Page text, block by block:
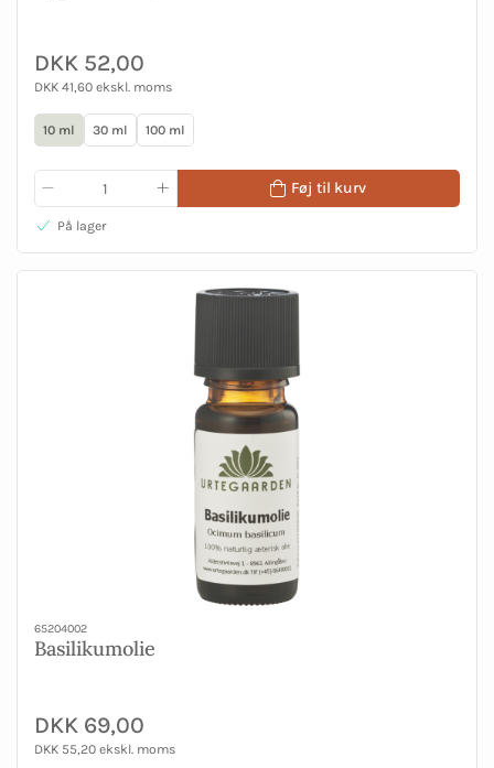
DKK 52,00
DKK 41,60 ekskl. moms
10 ml 30 ml 100 ml
Føj til kurv
På lager
65204002
Basilikumolie
DKK 69,00
DKK 55,20 ekskl. moms